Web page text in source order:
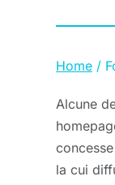
Tu sei
Home
Alcune
la cui